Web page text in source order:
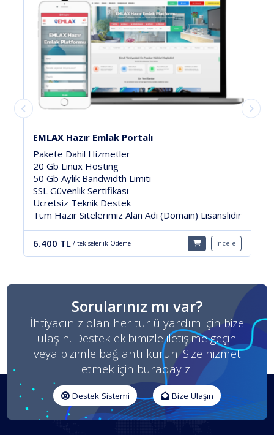
Guzellik Salonu 2023
Pakete Dahil Hizmetler
500 Mb Linux Hosting
5 Gb Aylık Bandwidth Limiti
7/24 Ücretsiz Teknik Destek
Tüm Hazır Sitelerimiz Alan Adı (Domain) Lisanslıdır
2.900 TL / tek seferlik Ödeme İncele
Sorularınız mı var?
İhtiyacınız olan her türlü yardım için bize
ulaşın. Destek ekibimizle iletişime geçin
veya bizimle bağlantı kurun. Size hizmet
etmek için buradayız!
Destek Sistemi Bize Ulaşın